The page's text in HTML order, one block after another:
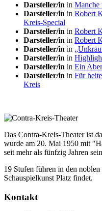
Darsteller/in in Manche
Darsteller/in in Robert
Kreis-Special
Darsteller/in in Robert
Darsteller/in in Robert
Darsteller/in in
Darsteller/in in
Darsteller/in in Ein
Darsteller/in in Für
Kreis
Das Contra-Kreis-Theater ist
wurde am 20. Mai 1950 mit
seit mehr als fünfzig Jahren
19 Stufen führen in den
Schauspielkunst Platz findet.
Kontakt